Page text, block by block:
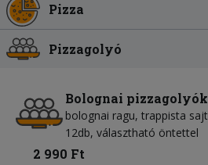
Pizza
Pizzagolyó
Bolognai pizzagolyók
bolognai ragu, trappista sajt
12db, választható öntettel
2 990 Ft